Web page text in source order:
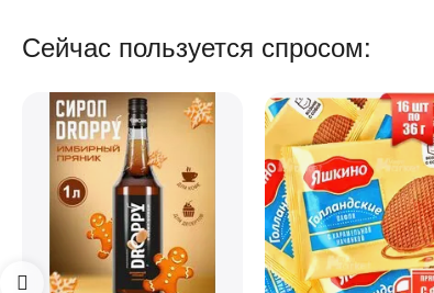
Сейчас пользуется спросом: